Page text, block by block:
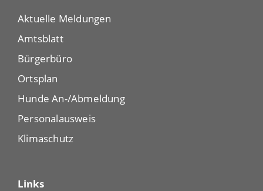
Aktuelle Meldungen
Amtsblatt
Bürgerbüro
Ortsplan
Hunde An-/Abmeldung
Personalausweis
Klimaschutz
Links